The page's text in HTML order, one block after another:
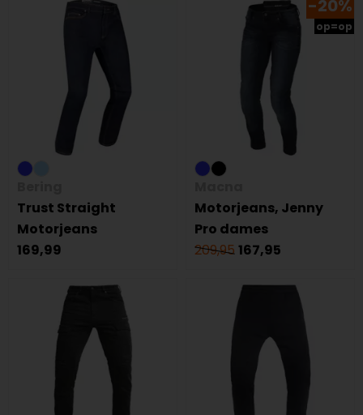
Trust Straight
Motorjeans
169,99
-20%
op=op
Motorjeans, Jenny
Pro dames
209,95167,95